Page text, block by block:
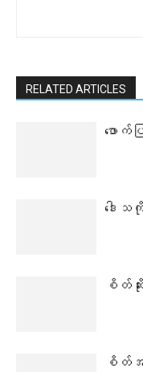
RELATED ARTICLES
ဖော
ဒေါသ
စိတ်ဆို
စိတ်